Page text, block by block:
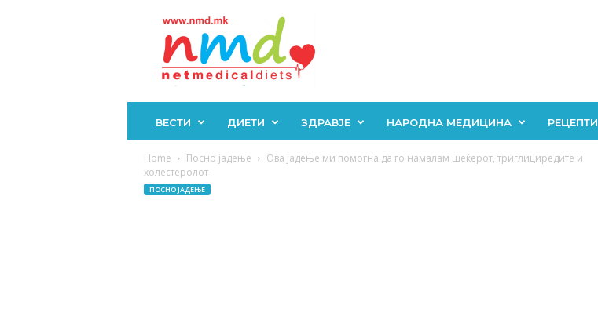
ВЕСТИ ДИЕТИ ЗДРАВЈЕ НАРОДНА МЕДИЦИНА РЕЦЕПТИ
Home Посно јадење
Ова јадење ми помогна да го намалам шеќерот, триглициредите и
холестеролот
ПОСНО ЈАДЕЊЕ